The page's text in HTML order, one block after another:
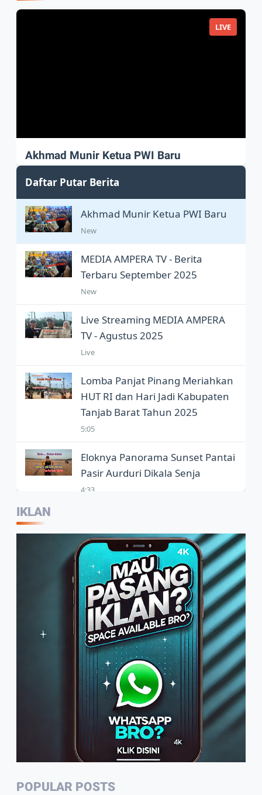
LIVE
Akhmad Munir Ketua PWI Baru
Akhmad Munir sah Pimpin PWI Pusat
Daftar Putar Berita
Akhmad Munir Ketua PWI Baru
New
MEDIA AMPERA TV - Berita
Terbaru September 2025
New
Live Streaming MEDIA AMPERA
TV - Agustus 2025
Live
Lomba Panjat Pinang Meriahkan
HUT RI dan Hari Jadi Kabupaten
Tanjab Barat Tahun 2025
5:05
Eloknya Panorama Sunset Pantai
Pasir Aurduri Dikala Senja
4:33
Wartawan Jadi Garda Terdepan
Penggunaan Bahasa Indonesia
2:07
Warga Sambut Baik Himbauan
Wali Kota Jambi Melaksanakan
GORO Massal Serentak
4:10
Arif Tetap Bertahan, Usaha
Rumahan Mengolah Air Nira Jadi
Gula Kelapa
PWI Jambi Rutin Setiap Tahun
Potong Hewan Qurban
2:35
IKLAN
POPULAR POSTS